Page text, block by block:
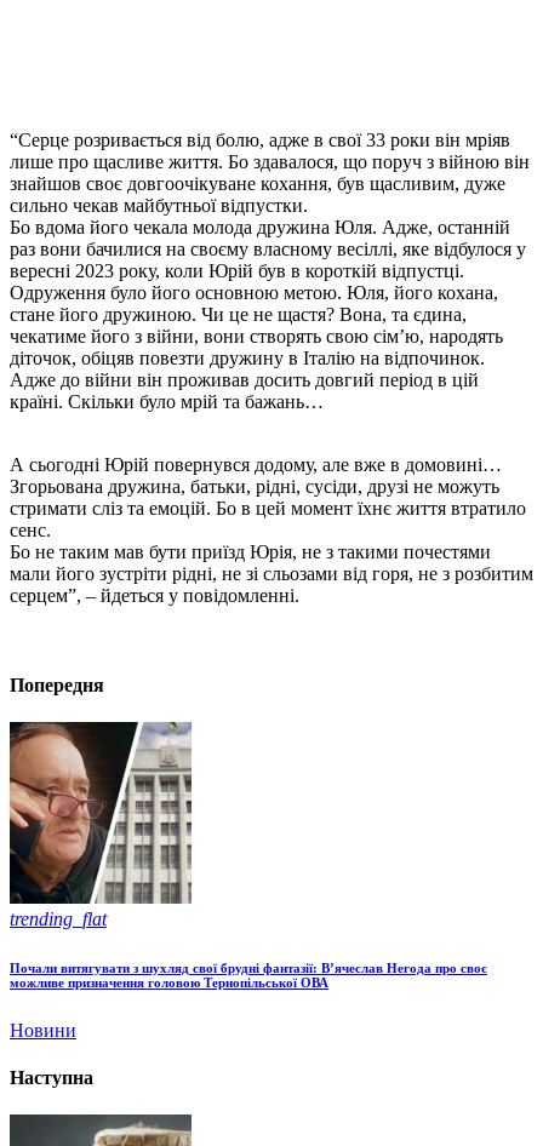
“Серце розривається від болю, адже в свої 33 роки він мріяв
лише про щасливе життя. Бо здавалося, що поруч з війною він
знайшов своє довгоочікуване кохання, був щасливим, дуже
сильно чекав майбутньої відпустки.
Бо вдома його чекала молода дружина Юля. Адже, останній
раз вони бачилися на своєму власному весіллі, яке відбулося у
вересні 2023 року, коли Юрій був в короткій відпустці.
Одруження було його основною метою. Юля, його кохана,
стане його дружиною. Чи це не щастя? Вона, та єдина,
чекатиме його з війни, вони створять свою сімʼю, народять
діточок, обіцяв повезти дружину в Італію на відпочинок.
Адже до війни він проживав досить довгий період в цій
країні. Скільки було мрій та бажань…
А сьогодні Юрій повернувся додому, але вже в домовині…
Згорьована дружина, батьки, рідні, сусіди, друзі не можуть
стримати сліз та емоцій. Бо в цей момент їхнє життя втратило
сенс.
Бо не таким мав бути приїзд Юрія, не з такими почестями
мали його зустріти рідні, не зі сльозами від горя, не з розбитим
серцем”, – йдеться у повідомленні.
Попередня
trending_flat
Почали витягувати з шухляд свої брудні фантазії: В’ячеслав Негода про своє
можливе призначення головою Тернопільської ОВА
Новини
Наступна